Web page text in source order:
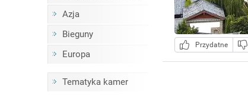
Azja
Bieguny
Europa
Tematyka kamer
Przydatne